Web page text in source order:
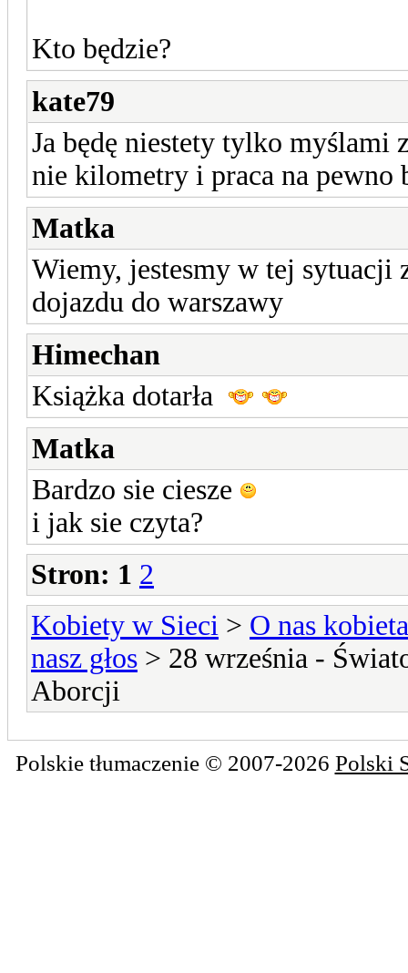
Kto będzie?
kate79
Ja będę niestety tylko myślami
nie kilometry i praca na pewno
Matka
Wiemy, jestesmy w tej sytuacji
dojazdu do warszawy
Himechan
Książka dotarła
Matka
Bardzo sie ciesze
i jak sie czyta?
Stron: 1 2
Kobiety w Sieci > O nas
nasz głos > 28 września -
Aborcji
Polskie tłumaczenie © 2007-2026 Polski